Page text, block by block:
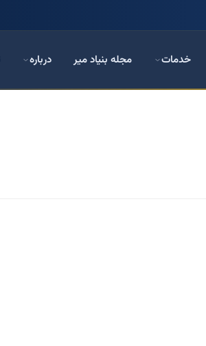
خدمات مجله بنیاد میر درباره